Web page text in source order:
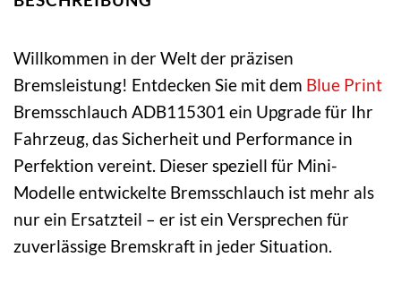
Willkommen in der Welt der präzisen
Bremsleistung! Entdecken Sie mit dem Blue Print
Bremsschlauch ADB115301 ein Upgrade für Ihr
Fahrzeug, das Sicherheit und Performance in
Perfektion vereint. Dieser speziell für Mini-
Modelle entwickelte Bremsschlauch ist mehr als
nur ein Ersatzteil – er ist ein Versprechen für
zuverlässige Bremskraft in jeder Situation.